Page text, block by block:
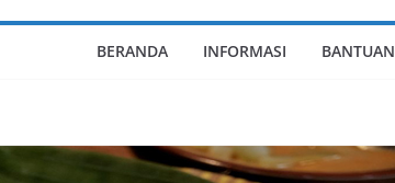
BERANDA INFORMASI BANTUAN